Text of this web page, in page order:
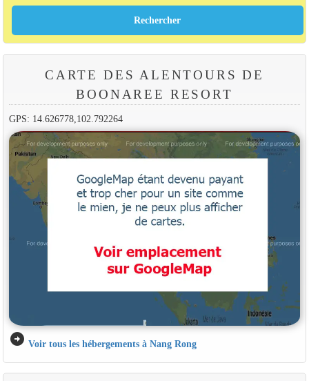
CARTE DES ALENTOURS DE
BOONAREE RESORT
GPS: 14.626778,102.792264
arrow_circle_right Voir tous les hébergements à Nang Rong